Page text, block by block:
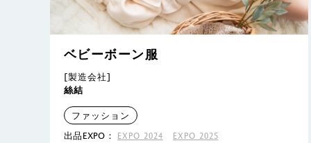
ベビーボーン服
[製造会社]
絲結
ファッション
出品EXPO：
EXPO 2024 EXPO 2025